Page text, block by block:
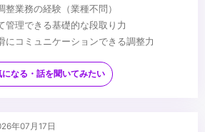
整業務の経験（業種不問）
管理できる基礎的な段取り力
にコミュニケーションできる調整力
ディレクター・PMアシスタント等の経
ル（Notion／スプレッドシート等）の使用
になる・話を聞いてみたい
年07月17日